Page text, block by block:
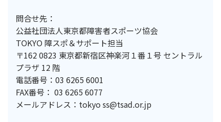
問合せ先：
公益社団法人東京都障害者スポーツ協会
TOKYO 障スポ＆サポート担当
〒162 0823 東京都新宿区神楽河１番１号 セントラル
プラザ 12 階
電話番号：03 6265 6001
FAX番号： 03 6265 6077
メールアドレス：tokyo ss@tsad.or.jp